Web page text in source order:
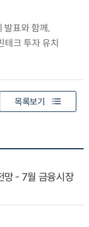
발표와 함께,
테크 투자 유치
목록보기
망 - 7월 금융시장